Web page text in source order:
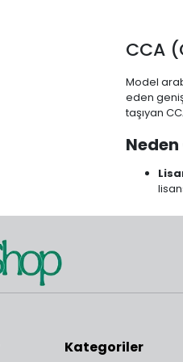
CCA
Model
eden
taşıyan
Kategoriler